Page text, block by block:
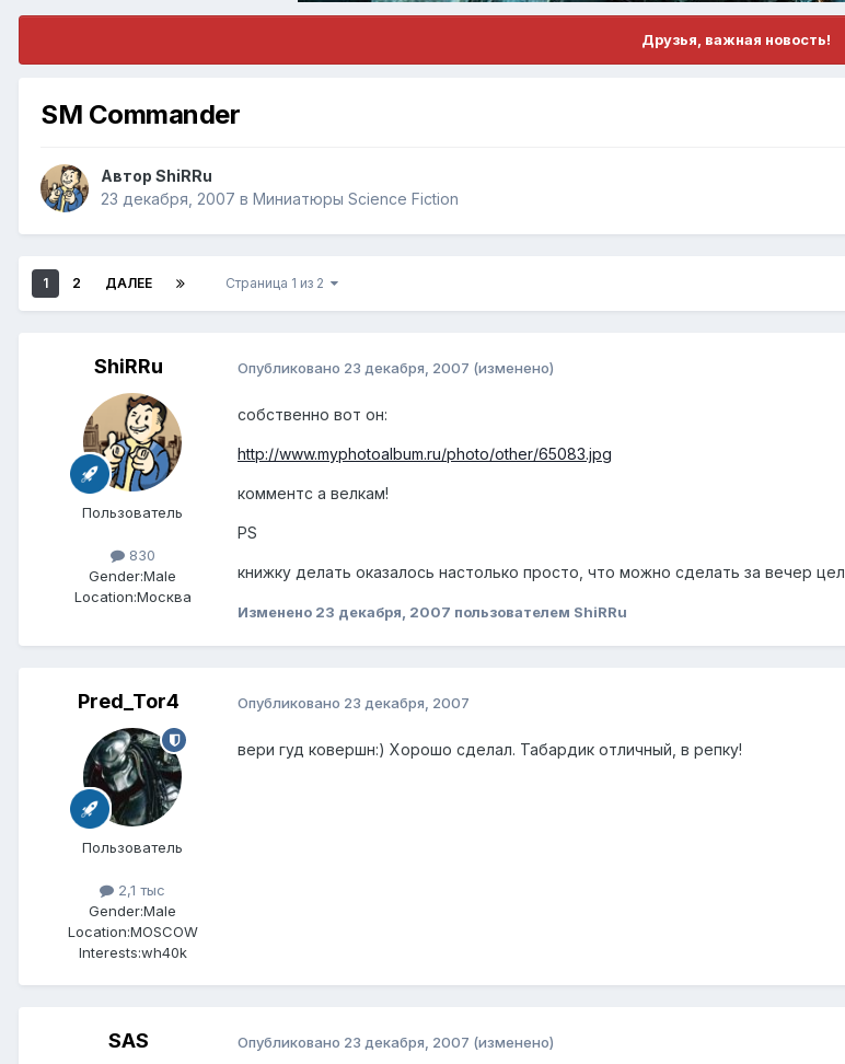
Друзья, важная новость!
SM Commander
Автор ShiRRu
23 декабря, 2007 в Миниатюры Science Fiction
1 2 ДАЛЕЕ Страница 1 из 2
ShiRRu
Пользователь
830
Gender:Male
Location:Москва
Опубликовано 23 декабря, 2007 (изменено)
собственно вот он:
http://www.myphotoalbum.ru/photo/other/65083.jpg
комментс а велкам!
PS
книжку делать оказалось настолько просто, что можно сделать за вечер
Изменено 23 декабря, 2007 пользователем ShiRRu
Pred_Tor4
Пользователь
2,1 тыс
Gender:Male
Location:MOSCOW
Interests:wh40k
Опубликовано 23 декабря, 2007
вери гуд ковершн:) Хорошо сделал. Табардик отличный, в репку!
SAS Опубликовано 23 декабря, 2007 (изменено)